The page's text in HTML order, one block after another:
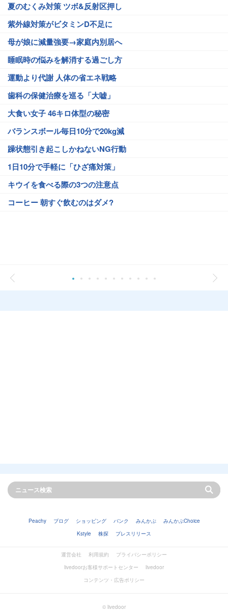
夏のむくみ対策 ツボ&反射区押し
紫外線対策がビタミンD不足に
母が娘に減量強要→家庭内別居へ
睡眠時の悩みを解消する過ごし方
運動より代謝 人体の省エネ戦略
歯科の保健治療を巡る「大嘘」
大食い女子 46キロ体型の秘密
バランスボール毎日10分で20kg減
躁状態引き起こしかねないNG行動
1日10分で手軽に「ひざ痛対策」
キウイを食べる際の3つの注意点
コーヒー 朝すぐ飲むのはダメ?
Peachy ブログ ショッピング バンク みんかぶ
みんかぶChoice
Kstyle
株探 プレスリリース
運営会社 利用規約
プライバシーポリシー
livedoorお客様サポートセンター
livedoor
コンテンツ・広告ポリシー
© livedoor